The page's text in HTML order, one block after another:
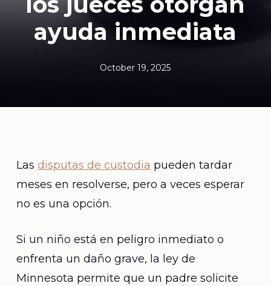
ayuda inmediata
October 19, 2025
Las disputas de custodia pueden tardar
meses en resolverse, pero a veces esperar
no es una opción.
Si un niño está en peligro inmediato o
enfrenta un daño grave, la ley de
Minnesota permite que un padre solicite